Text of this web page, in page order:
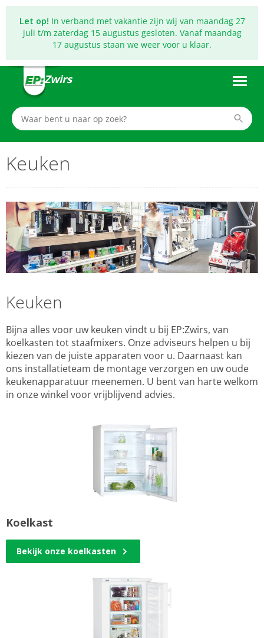
Let op! In verband met vakantie zijn wij van maandag 27
juli t/m zaterdag 15 augustus gesloten. Vanaf maandag
17 augustus staan we weer voor u klaar.
Zwirs
Keuken
Keuken
Bijna alles voor uw keuken vindt u bij EP:Zwirs, van
koelkasten tot staafmixers. Onze adviseurs helpen u bij
kiezen van de juiste apparaten voor u. Daarnaast kan
ons installatieteam de montage verzorgen en uw oude
keukenapparatuur meenemen. U bent van harte welkom
in onze winkel voor vrijblijvend advies.
Koelkast
Bekijk onze koelkasten